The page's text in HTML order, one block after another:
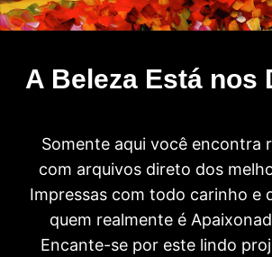
A Beleza Está nos
Somente aqui você encontra
com arquivos direto dos
Impressas com todo carinho e
quem realmente é
Encante-se por este lindo